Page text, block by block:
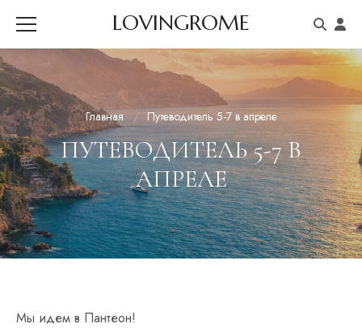
LOVINGROME
Главная Путеводитель 5-7 в апреле
ПУТЕВОДИТЕЛЬ 5-7 В
АПРЕЛЕ
Мы идем в Пантеон!